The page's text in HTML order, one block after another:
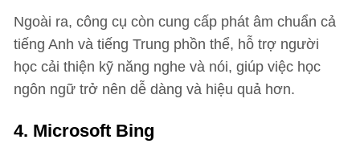
Ngoài ra, công cụ còn cung cấp phát âm chuẩn cả
tiếng Anh và tiếng Trung phồn thể, hỗ trợ người
học cải thiện kỹ năng nghe và nói, giúp việc học
ngôn ngữ trở nên dễ dàng và hiệu quả hơn.
4. Microsoft Bing